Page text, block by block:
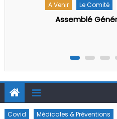
Accueil
Formation
GDF
Covid Médicales & Préventions